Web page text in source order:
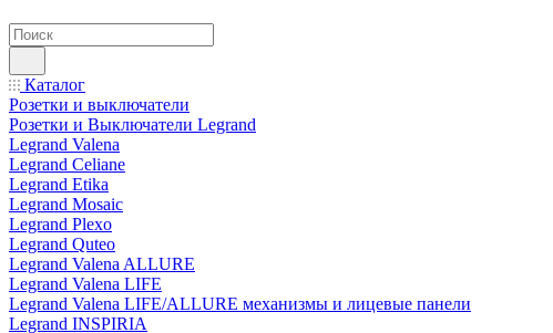
Каталог
Розетки и выключатели
Розетки и Выключатели Legrand
Legrand Valena
Legrand Celiane
Legrand Etika
Legrand Mosaic
Legrand Plexo
Legrand Quteo
Legrand Valena ALLURE
Legrand Valena LIFE
Legrand Valena LIFE/ALLURE механизмы и лицевые панели
Legrand INSPIRIA